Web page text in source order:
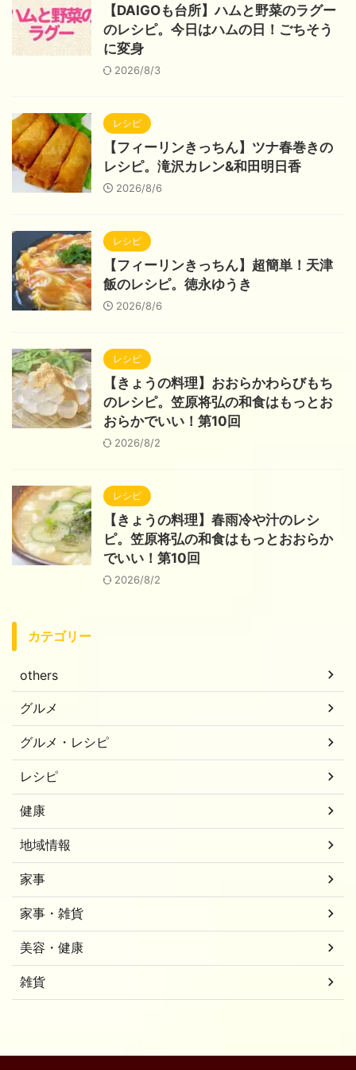
【DAIGOも台所】ハムと野菜のラグー
のレシピ。今日はハムの日！ごちそう
に変身
2026/8/3
レシピ
【フィーリンきっちん】ツナ春巻きの
レシピ。滝沢カレン&和田明日香
2026/8/6
レシピ
【フィーリンきっちん】超簡単！天津
飯のレシピ。徳永ゆうき
2026/8/6
レシピ
【きょうの料理】おおらかわらびもち
のレシピ。笠原将弘の和食はもっとお
おらかでいい！第10回
2026/8/2
レシピ
【きょうの料理】春雨冷や汁のレシ
ピ。笠原将弘の和食はもっとおおらか
でいい！第10回
2026/8/2
カテゴリー
others
グルメ
グルメ・レシピ
レシピ
健康
地域情報
家事
家事・雑貨
美容・健康
雑貨